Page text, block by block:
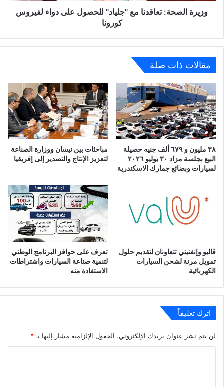
كوروناوزيرة الصحة: تعاقدنا مع "جلياد" للحصول على دواء لفيروس
كورونا
مقالات ذات صلة
٣٨ مليون و ٦٧٩ ألف جنيه حصيلة
البيع بجلسة مزاد ٣٠ يوليو ٢٠٢٦
لسيارات وبضائع جمارك الاسكندرية
مباحثات بين نيسان ووزارة الصناعة
لتعزيز الإنتاج والتصدير إلى إفريقيا
ڤاليو وإنفنيتي تتعاونان لتقديم حلول
تمويل مرنة لشحن السيارات
الكهربائية
تعرف على حوافز البرنامج الوطني
لتنمية صناعة السيارات واشتراطات
الاستفادة منه
اترك تعليقاً
لن يتم نشر عنوان بريدك الإلكتروني. الحقول الإلزامية مشار إليها بـ*